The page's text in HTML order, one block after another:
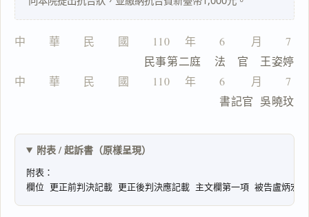
中　　華　　民　　國　　110 　年　　6 　　月　　7
                  民事第二庭    法　官　王姿婷
中　　華　　民　　國　　110 　年　　6 　　月　　7
                                書記官  吳曉玟
附表 / 起訴書（原樣呈現）
鍵
複製給 AI
去換行複製